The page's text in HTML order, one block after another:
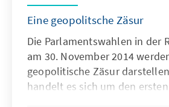
Eine geopolitsche Zäsur
Die Parlamentswahlen in der
am 30. November 2014
geopolitische Zäsur
handelt es sich um den